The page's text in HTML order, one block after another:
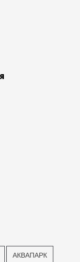
АКВАПАРК